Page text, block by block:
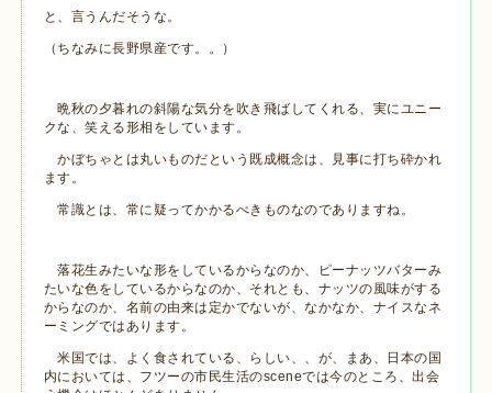
と、言うんだそうな。
（ちなみに長野県産です。。）
晩秋の夕暮れの斜陽な気分を吹き飛ばしてくれる、実にユニー
クな、笑える形相をしています。
かぼちゃとは丸いものだという既成概念は、見事に打ち砕かれ
ます。
常識とは、常に疑ってかかるべきものなのでありますね。
落花生みたいな形をしているからなのか、ピーナッツバターみ
たいな色をしているからなのか、それとも、ナッツの風味がする
からなのか、名前の由来は定かでないが、なかなか、ナイスなネ
ーミングではあります。
米国では、よく食されている、らしい、、が、まあ、日本の国
内においては、フツーの市民生活のsceneでは今のところ、出会